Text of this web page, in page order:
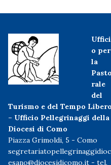
Uffici
o per
la
Pasto
rale
del
Turismo e del Tempo Libero
– Ufficio Pellegrinaggi della
Diocesi di Como
Piazza Grimoldi, 5 - Como
segretariatopellegrinaggidioc
esano@diocesidicomo.it - tel.